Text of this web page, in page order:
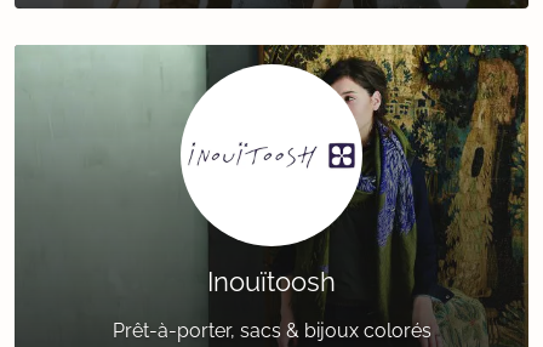
Inouïtoosh
Prêt-à-porter, sacs & bijoux colorés